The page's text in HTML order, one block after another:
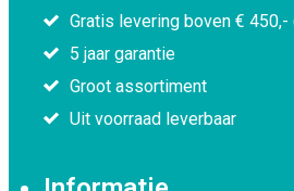
Gratis levering boven € 450,-
5 jaar garantie
Groot assortiment
Uit voorraad leverbaar